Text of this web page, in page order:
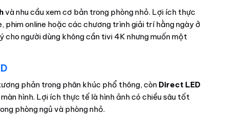
và nhu cầu xem cơ bản trong phòng nhỏ. Lợi ích thực
phim online hoặc các chương trình giải trí hằng ngày ở
người dùng không cần tivi 4K nhưng muốn một
phản trong phân khúc phổ thông, còn Direct LED
hình. Lợi ích thực tế là hình ảnh có chiều sâu tốt
phòng ngủ và phòng nhỏ.